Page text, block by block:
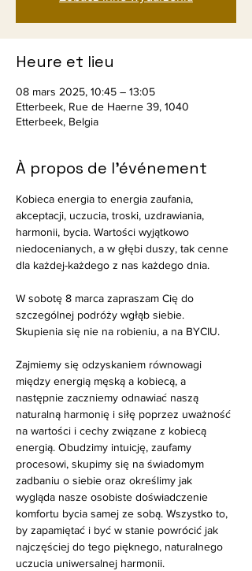
Heure et lieu
08 mars 2025, 10:45 – 13:05
Etterbeek, Rue de Haerne 39, 1040
Etterbeek, Belgia
À propos de l'événement
Kobieca energia to energia zaufania,
akceptacji, uczucia, troski, uzdrawiania,
harmonii, bycia. Wartości wyjątkowo
niedocenianych, a w głębi duszy, tak cenne
dla każdej-każdego z nas każdego dnia.
W sobotę 8 marca zapraszam Cię do
szczególnej podróży wgłąb siebie.
Skupienia się nie na robieniu, a na BYCIU.
Zajmiemy się odzyskaniem równowagi
między energią męską a kobiecą, a
następnie zaczniemy odnawiać naszą
naturalną harmonię i siłę poprzez uważność
na wartości i cechy związane z kobiecą
energią. Obudzimy intuicję, zaufamy
procesowi, skupimy się na świadomym
zadbaniu o siebie oraz określimy jak
wygląda nasze osobiste doświadczenie
komfortu bycia samej ze sobą. Wszystko to,
by zapamiętać i być w stanie powrócić jak
najczęściej do tego pięknego, naturalnego
uczucia uniwersalnej harmonii.